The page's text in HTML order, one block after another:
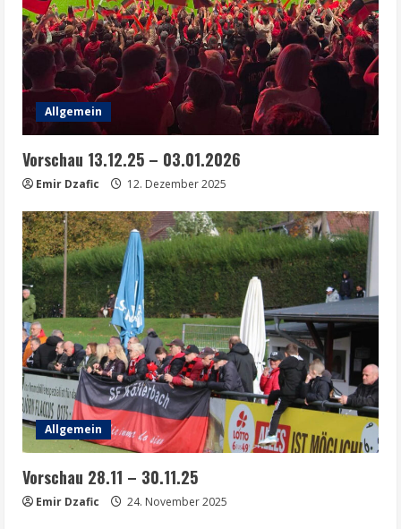
Allgemein
Vorschau 13.12.25 – 03.01.2026
Emir Dzafic 12. Dezember 2025
Allgemein
Vorschau 28.11 – 30.11.25
Emir Dzafic 24. November 2025